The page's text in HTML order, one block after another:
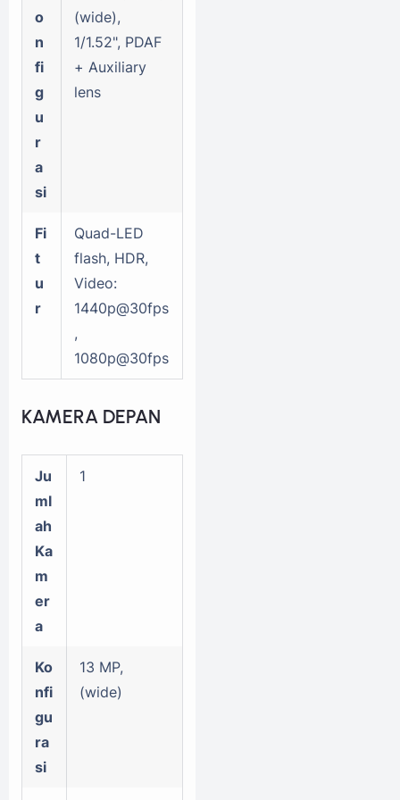
o
n
fi
g
u
r
a
si
(wide),
1/1.52", PDAF
+ Auxiliary
lens
Fi
t
u
r
Quad-LED
flash, HDR,
Video:
1440p@30fps
,
1080p@30fps
KAMERA DEPAN
Ju
ml
ah
Ka
m
er
a
1
Ko
nfi
gu
ra
si
13 MP,
(wide)